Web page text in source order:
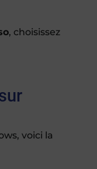
, choisissez
voici la